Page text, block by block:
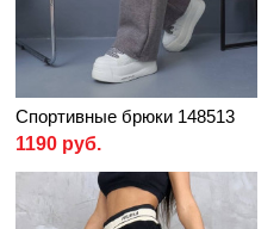
Спортивные брюки 148513
1190 руб.